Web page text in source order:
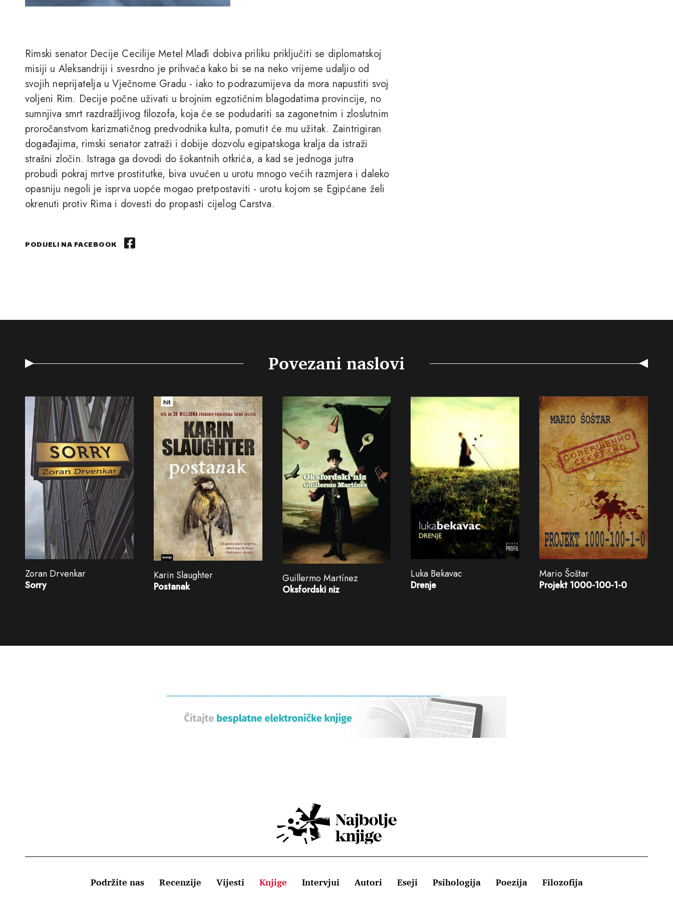
Rimski senator Decije Cecilije Metel Mlađi dobiva priliku priključiti se diplomatskoj
misiji u Aleksandriji i svesrdno je prihvaća kako bi se na neko vrijeme udaljio od
svojih neprijatelja u Vječnome Gradu - iako to podrazumijeva da mora napustiti svoj
voljeni Rim. Decije počne uživati u brojnim egzotičnim blagodatima provincije, no
sumnjiva smrt razdražljivog ﬁlozofa, koja će se podudariti sa zagonetnim i zloslutnim
proročanstvom karizmatičnog predvodnika kulta, pomutit će mu užitak. Zaintrigiran
događajima, rimski senator zatraži i dobije dozvolu egipatskoga kralja da istraži
strašni zločin. Istraga ga dovodi do šokantnih otkrića, a kad se jednoga jutra
probudi pokraj mrtve prostitutke, biva uvućen u urotu mnogo većih razmjera i daleko
opasniju negoli je isprva uopće mogao pretpostaviti - urotu kojom se Egipćane želi
okrenuti protiv Rima i dovesti do propasti cijelog Carstva.
PODIJELI NA FACEBOOK
Povezani naslovi
Zoran Drvenkar
Sorry
Karin Slaughter
Postanak
Guillermo Martínez
Oksfordski niz
Luka Bekavac
Drenje
Mario Šoštar
Projekt 1000-100-1-0
Podržite nas Recenzije Vijesti Knjige Intervjui Autori Eseji Psihologija Poezija Filozofija